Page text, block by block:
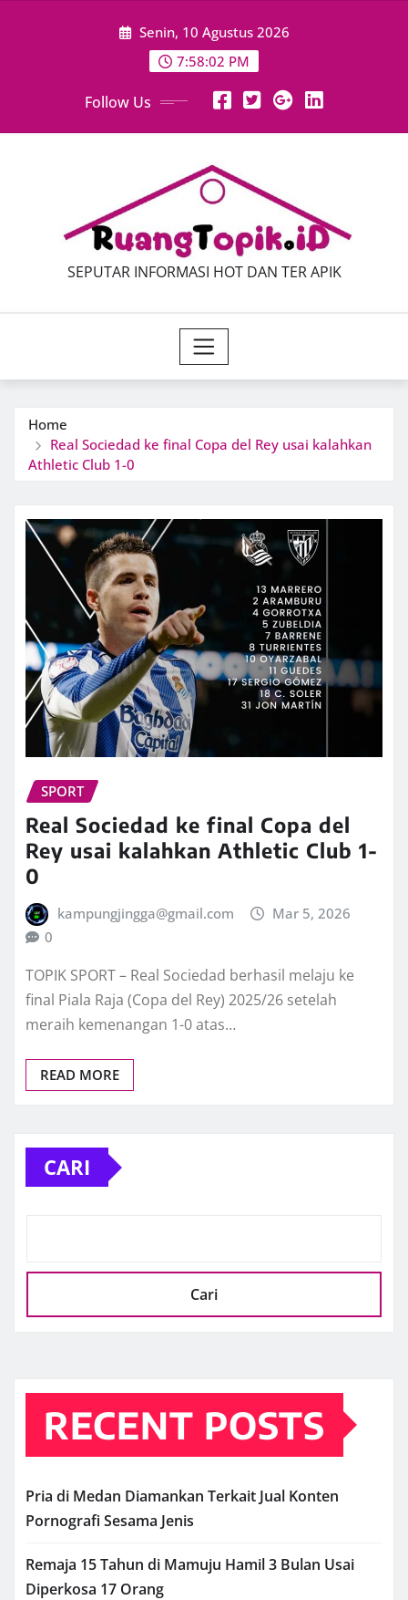
Senin, 10 Agustus 2026
7:58:03 PM
Follow Us
SEPUTAR INFORMASI HOT DAN TER APIK
Home
Real Sociedad ke final Copa del Rey usai kalahkan
Athletic Club 1-0
SPORT
Real Sociedad ke final Copa del
Rey usai kalahkan Athletic Club 1-
0
kampungjingga@gmail.com
Mar 5, 2026
0
TOPIK SPORT – Real Sociedad berhasil melaju ke
final Piala Raja (Copa del Rey) 2025/26 setelah
meraih kemenangan 1-0 atas…
READ MORE
CARI
Cari
RECENT POSTS
Pria di Medan Diamankan Terkait Jual Konten
Pornografi Sesama Jenis
Remaja 15 Tahun di Mamuju Hamil 3 Bulan Usai
Diperkosa 17 Orang